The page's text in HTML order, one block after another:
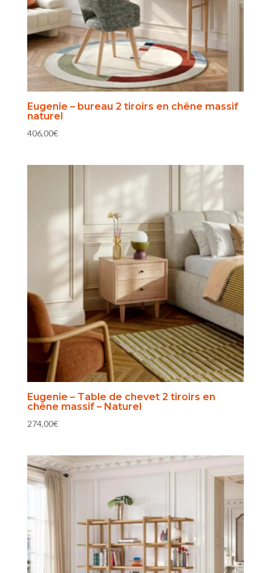
Eugenie – bureau 2 tiroirs en chêne massif
naturel
406,00€
Eugenie – Table de chevet 2 tiroirs en
chêne massif – Naturel
274,00€